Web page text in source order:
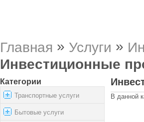
Главная » Услуги »
Инвестиционные
Категории
Транспортные услуги
Бытовые услуги
В данной